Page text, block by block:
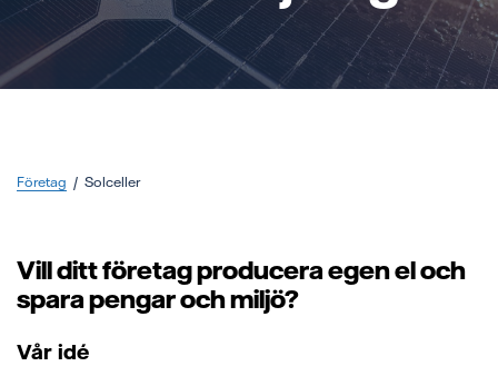
vid skada
av våra elledningar
- med ert företag i fokus
svar
Företag Solceller
Vill ditt företag producera egen el och
spara pengar och miljö?
Vår idé